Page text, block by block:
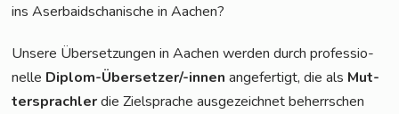
ins Aser­bai­dscha­ni­sche in Aachen?
Unse­re Über­set­zun­gen in Aachen wer­den durch pro­fes­sio­
nel­le Diplom-Über­set­zer/-innen ange­fer­tigt, die als Mut­
ter­sprach­lerdie Ziel­spra­che aus­ge­zeich­net beherr­schen